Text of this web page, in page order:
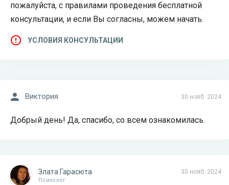
пожалуйста, с правилами проведения бесплатной
консультации, и если Вы согласны, можем начать.
УСЛОВИЯ КОНСУЛЬТАЦИИ
30 нояб. 2024
Виктория
Добрый день! Да, спасибо, со всем ознакомилась.
30 нояб. 2024
Злата Гарасюта
Психолог